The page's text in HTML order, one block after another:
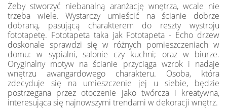
Żeby stworzyć niebanalną aranżację wnętrza, wcale nie
trzeba wiele. Wystarczy umieścić na ścianie dobrze
dobraną, pasującą charakterem do reszty wystroju
fototapetę. Fototapeta taka jak Fototapeta - Echo drzew
doskonale sprawdzi się w różnych pomieszczeniach w
domu: w sypialni, salonie czy kuchni; oraz w biurze.
Oryginalny motyw na ścianie przyciąga wzrok i nadaje
wnętrzu awangardowego charakteru. Osoba, która
zdecyduje się na umieszczenie jej u siebie, będzie
postrzegana przez otoczenie jako twórcza i kreatywna,
interesująca się najnowszymi trendami w dekoracji wnętrz.